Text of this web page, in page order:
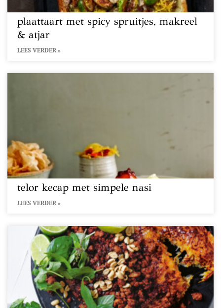
plaattaart met spicy spruitjes, makreel
& atjar
LEES VERDER »
telor kecap met simpele nasi
LEES VERDER »